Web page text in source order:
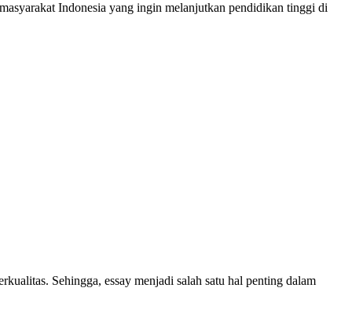
Indonesia yang ingin melanjutkan pendidikan tinggi di
Sehingga, essay menjadi salah satu hal penting dalam